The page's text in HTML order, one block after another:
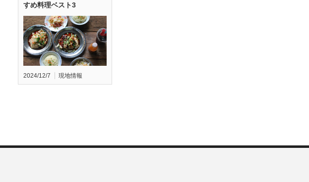
すめ料理ベスト3
2024/12/7 現地情報